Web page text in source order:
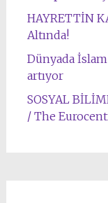
HAYRETTİN
Altında!
Dünyada İslam
artıyor
SOSYAL
/ The